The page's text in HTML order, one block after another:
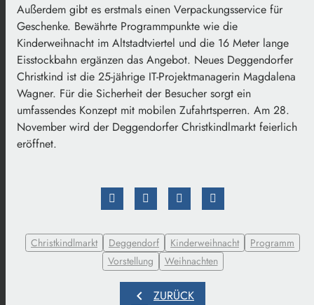
Außerdem gibt es erstmals einen Verpackungsservice für
Geschenke. Bewährte Programmpunkte wie die
Kinderweihnacht im Altstadtviertel und die 16 Meter lange
Eisstockbahn ergänzen das Angebot. Neues Deggendorfer
Christkind ist die 25-jährige IT-Projektmanagerin Magdalena
Wagner. Für die Sicherheit der Besucher sorgt ein
umfassendes Konzept mit mobilen Zufahrtsperren. Am 28.
November wird der Deggendorfer Christkindlmarkt feierlich
eröffnet.
Christkindlmarkt Deggendorf Kinderweihnacht
Programm
Vorstellung
Weihnachten
chevron_left ZURÜCK